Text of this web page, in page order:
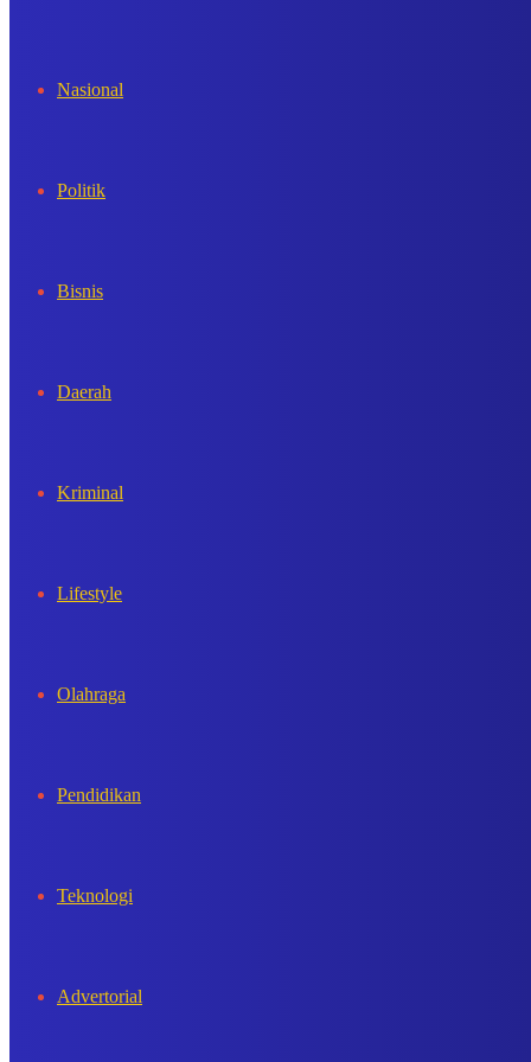
Nasional
Politik
Bisnis
Daerah
Kriminal
Lifestyle
Olahraga
Pendidikan
Teknologi
Advertorial